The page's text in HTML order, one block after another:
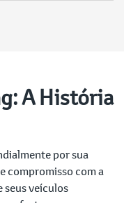
A História
por sua
compromisso com a
seus veículos